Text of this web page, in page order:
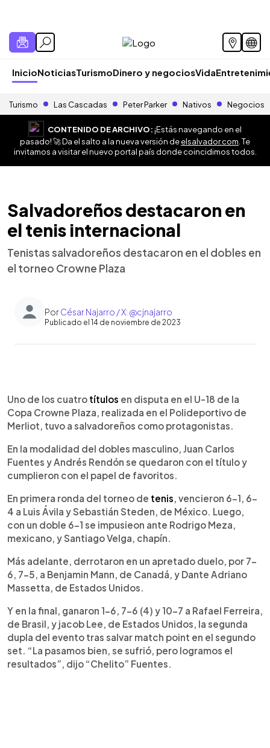
InicioNoticiasTurismoDinero y negociosVida
Turismo Las Cascadas Peter Parker Nativos Negocios
CONTENIDO DE ARCHIVO:¡Estás navegando en el
pasado! 🚀 Da el salto a la nueva versión deelsalvador.com . Te
invitamos a visitar el nuevo portal país donde coincidimos todos.
Salvadoreños destacaron en
el tenis internacional
Tenistas salvadoreños destacaron en el dobles en
el torneo Crowne Plaza
PorCésar Najarro / X: @cjnajarro
Publicado el 14 de noviembre de 2023
► Escuchar artículo
Uno de los cuatro títulos en disputa en el U-18 de la
Copa Crowne Plaza, realizada en el Polideportivo de
Merliot, tuvo a salvadoreños como protagonistas.
En la modalidad del dobles masculino, Juan Carlos
Fuentes y Andrés Rendón se quedaron con el título y
cumplieron con el papel de favoritos.
En primera ronda del torneo de tenis, vencieron 6-1, 6-
4 a Luis Ávila y Sebastián Steden, de México. Luego,
con un doble 6-1 se impusieon ante Rodrigo Meza,
mexicano, y Santiago Velga, chapín.
Más adelante, derrotaron en un apretado duelo, por 7-
6, 7-5, a Benjamin Mann, de Canadá, y Dante Adriano
Massetta, de Estados Unidos.
Y en la final, ganaron 1-6, 7-6 (4) y 10-7 a Rafael Ferreira,
de Brasil, y jacob Lee, de Estados Unidos, la segunda
dupla del evento tras salvar match point en el segundo
set. “La pasamos bien, se sufrió, pero logramos el
resultados”, dijo “Chelito” Fuentes.